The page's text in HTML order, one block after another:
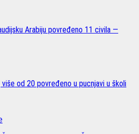
Arabiju povređeno 11 civila —
od 20 povređeno u pucnjavi u školi